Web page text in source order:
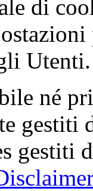
di
Utenti.
né
gestiti
gestiti